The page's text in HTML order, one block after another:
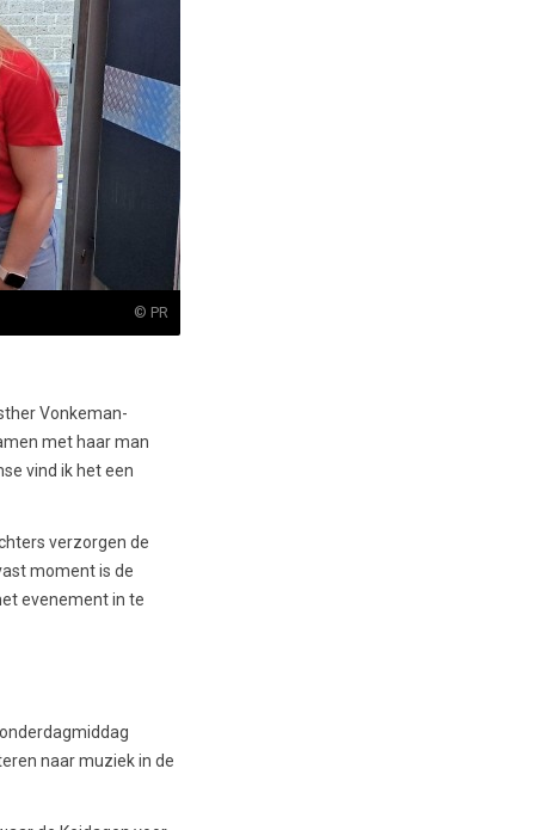
© PR
Vonkeman-
met haar man
vind ik het een
verzorgen de
moment is de
evenement in te
naar muziek in de